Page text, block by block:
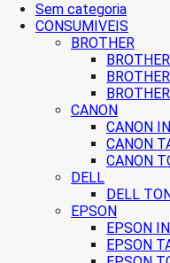
Sem categoria
CONSUMIVEIS
BROTHER
CANON
CANON
CANON
CANON
DELL
DELL
EPSON
EPSON
EPSON